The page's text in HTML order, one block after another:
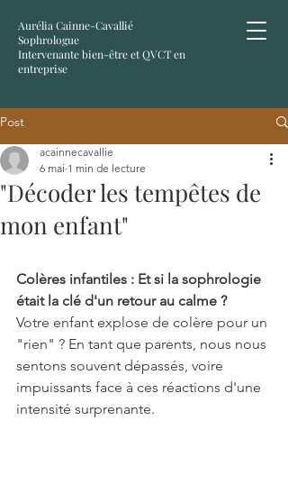
Aurélia Cainne-Cavallié
Sophrologue
Intervenante bien-être et QVCT en
entreprise
Post
"Décoder les tempêtes de
mon enfant"
acainnecavallie
6 mai 1 min de lecture
Colères infantiles : Et si la sophrologie
était la clé d'un retour au calme ?
Votre enfant explose de colère pour un
"rien" ? En tant que parents, nous nous
sentons souvent dépassés, voire
impuissants face à ces réactions d'une
intensité surprenante.